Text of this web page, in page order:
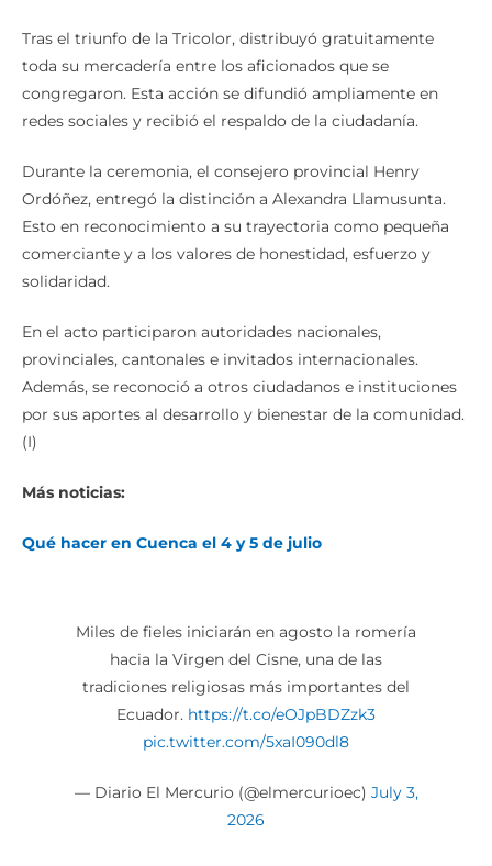
Tras el triunfo de la Tricolor, distribuyó gratuitamente
toda su mercadería entre los aficionados que se
congregaron. Esta acción se difundió ampliamente en
redes sociales y recibió el respaldo de la ciudadanía.
Durante la ceremonia, el consejero provincial Henry
Ordóñez, entregó la distinción a Alexandra Llamusunta.
Esto en reconocimiento a su trayectoria como pequeña
comerciante y a los valores de honestidad, esfuerzo y
solidaridad.
En el acto participaron autoridades nacionales,
provinciales, cantonales e invitados internacionales.
Además, se reconoció a otros ciudadanos e instituciones
por sus aportes al desarrollo y bienestar de la comunidad.
(I)
Más noticias:
Qué hacer en Cuenca el 4 y 5 de julio
Miles de fieles iniciarán en agosto la romería
hacia la Virgen del Cisne, una de las
tradiciones religiosas más importantes del
Ecuador. https://t.co/eOJpBDZzk3
pic.twitter.com/5xaI090dl8
— Diario El Mercurio (@elmercurioec) July 3,
2026